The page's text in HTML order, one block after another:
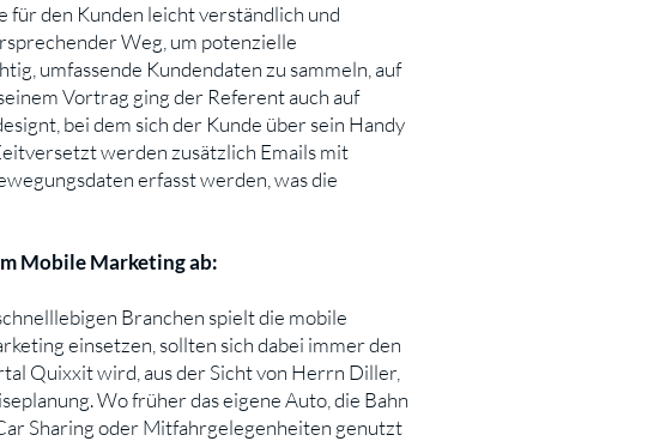
den Kunden leicht verständlich und
Weg, um potenzielle
umfassende Kundendaten zu sammeln, auf
Vortrag ging der Referent auch auf
bei dem sich der Kunde über sein Handy
werden zusätzlich Emails mit
erfasst werden, was die
Mobile Marketing ab:
Branchen spielt die mobile
einsetzen, sollten sich dabei immer den
Quixxit wird, aus der Sicht von Herrn Diller,
Wo früher das eigene Auto, die Bahn
Sharing oder Mitfahrgelegenheiten genutzt